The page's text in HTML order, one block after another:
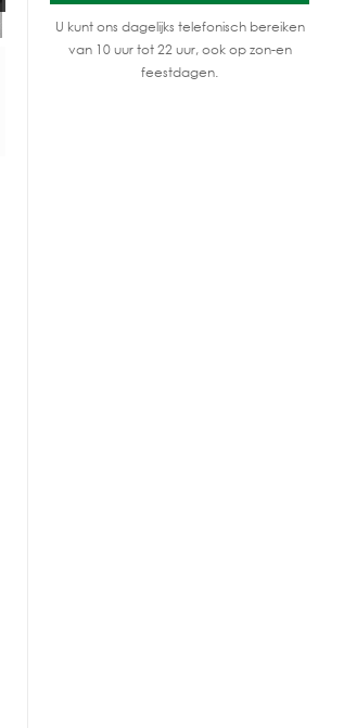
U kunt ons dagelijks telefonisch bereiken
van 10 uur tot 22 uur, ook op zon-en
feestdagen.